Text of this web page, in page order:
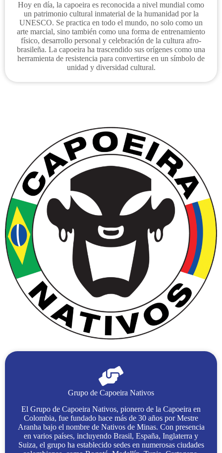
Hoy en día, la capoeira es reconocida a nivel mundial como
un patrimonio cultural inmaterial de la humanidad por la
UNESCO. Se practica en todo el mundo, no solo como un
arte marcial, sino también como una forma de entrenamiento
físico, desarrollo personal y celebración de la cultura afro-
brasileña. La capoeira ha trascendido sus orígenes como una
herramienta de resistencia para convertirse en un símbolo de
unidad y diversidad cultural.
Grupo de Capoeira Nativos
El Grupo de Capoeira Nativos, pionero de la Capoeira en
Colombia, fue fundado hace más de 30 años por Mestre
Aranha bajo el nombre de Nativos de Minas. Con presencia
en varios países, incluyendo Brasil, España, Inglaterra y
Suiza, el grupo ha establecido sedes en numerosas ciudades